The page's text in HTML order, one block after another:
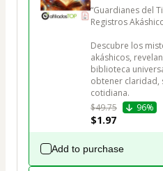
“Guardianes del
Registros
Descubre los
akáshicos,
biblioteca
obtener claridad,
cotidiana.
$49.75
96%
$1.97
Add to purchase